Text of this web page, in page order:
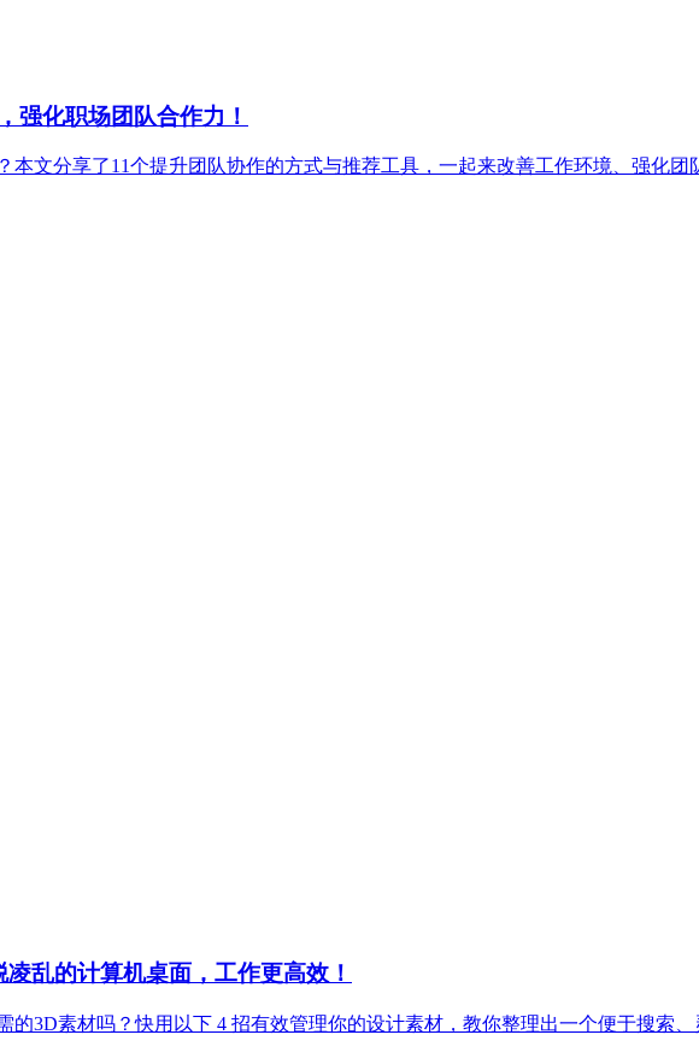
强化职场团队合作力！
文分享了11个提升团队协作的方式与推荐工具，一起来改善工作环境、强化团
乱的计算机桌面，工作更高效！
3D素材吗？快用以下 4 招有效管理你的设计素材，教你整理出一个便于搜索、